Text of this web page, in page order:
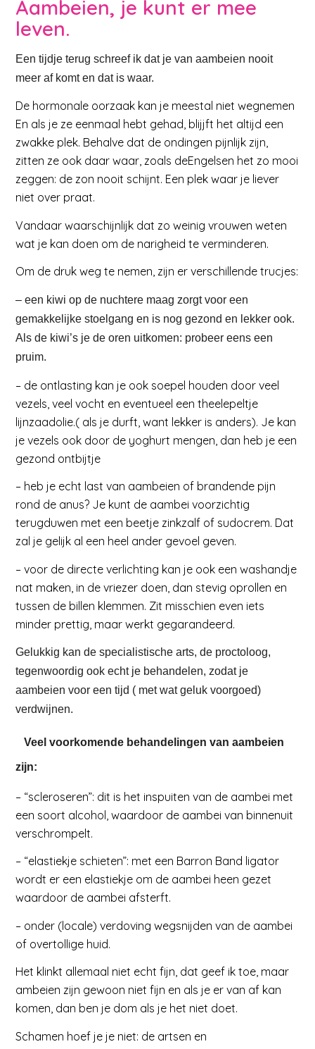
Aambeien, je kunt er mee
leven.
Een tijdje terug schreef ik dat je van aambeien nooit
meer af komt en dat is waar.
De hormonale oorzaak kan je meestal niet wegnemen
En als je ze eenmaal hebt gehad, blijjft het altijd een
zwakke plek. Behalve dat de ondingen pijnlijk zijn,
zitten ze ook daar waar, zoals deEngelsen het zo mooi
zeggen: de zon nooit schijnt. Een plek waar je liever
niet over praat.
Vandaar waarschijnlijk dat zo weinig vrouwen weten
wat je kan doen om de narigheid te verminderen.
Om de druk weg te nemen, zijn er verschillende trucjes:
– een kiwi op de nuchtere maag zorgt voor een
gemakkelijke stoelgang en is nog gezond en lekker ook.
Als de kiwi’s je de oren uitkomen: probeer eens een
pruim.
– de ontlasting kan je ook soepel houden door veel
vezels, veel vocht en eventueel een theelepeltje
lijnzaadolie.( als je durft, want lekker is anders). Je kan
je vezels ook door de yoghurt mengen, dan heb je een
gezond ontbijtje
– heb je echt last van aambeien of brandende pijn
rond de anus? Je kunt de aambei voorzichtig
terugduwen met een beetje zinkzalf of sudocrem. Dat
zal je gelijk al een heel ander gevoel geven.
– voor de directe verlichting kan je ook een washandje
nat maken, in de vriezer doen, dan stevig oprollen en
tussen de billen klemmen. Zit misschien even iets
minder prettig, maar werkt gegarandeerd.
Gelukkig kan de specialistische arts, de proctoloog,
tegenwoordig ook echt je behandelen, zodat je
aambeien voor een tijd ( met wat geluk voorgoed)
verdwijnen.
Veel voorkomende behandelingen van aambeien
zijn:
– “scleroseren”: dit is het inspuiten van de aambei met
een soort alcohol, waardoor de aambei van binnenuit
verschrompelt.
– “elastiekje schieten”: met een Barron Band ligator
wordt er een elastiekje om de aambei heen gezet
waardoor de aambei afsterft.
– onder (locale) verdoving wegsnijden van de aambei
of overtollige huid.
Het klinkt allemaal niet echt fijn, dat geef ik toe, maar
ambeien zijn gewoon niet fijn en als je er van af kan
komen, dan ben je dom als je het niet doet.
Schamen hoef je je niet: de artsen en